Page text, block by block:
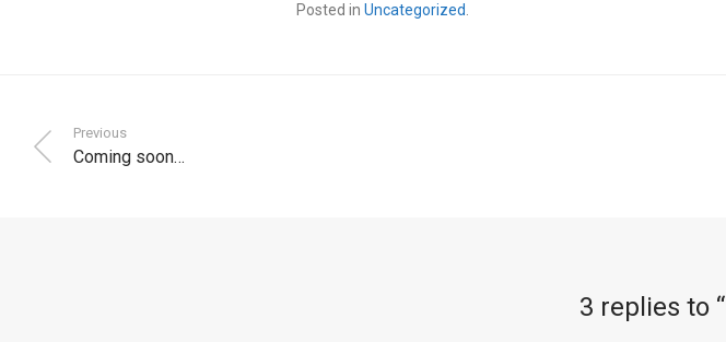
Posted in Uncategorized
Previous
Coming soon…
3 replies to “